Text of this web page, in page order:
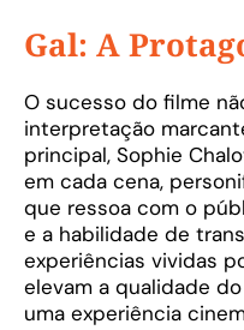
Gal: A
O sucesso do filme
interpretação
principal, Sophie
em cada cena,
que ressoa com o
e a habilidade de
experiências vividas
elevam a qualidade
uma experiência